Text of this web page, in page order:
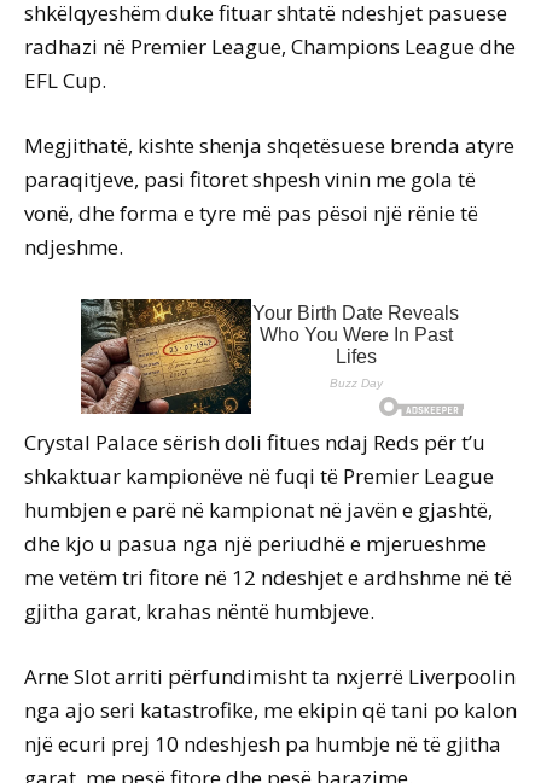
shkëlqyeshëm duke fituar shtatë ndeshjet pasuese
radhazi në Premier League, Champions League dhe
EFL Cup.
Megjithatë, kishte shenja shqetësuese brenda atyre
paraqitjeve, pasi fitoret shpesh vinin me gola të
vonë, dhe forma e tyre më pas pësoi një rënie të
ndjeshme.
Crystal Palace sërish doli fitues ndaj Reds për t’u
shkaktuar kampionëve në fuqi të Premier League
humbjen e parë në kampionat në javën e gjashtë,
dhe kjo u pasua nga një periudhë e mjerueshme
me vetëm tri fitore në 12 ndeshjet e ardhshme në të
gjitha garat, krahas nëntë humbjeve.
Arne Slot arriti përfundimisht ta nxjerrë Liverpoolin
nga ajo seri katastrofike, me ekipin që tani po kalon
një ecuri prej 10 ndeshjesh pa humbje në të gjitha